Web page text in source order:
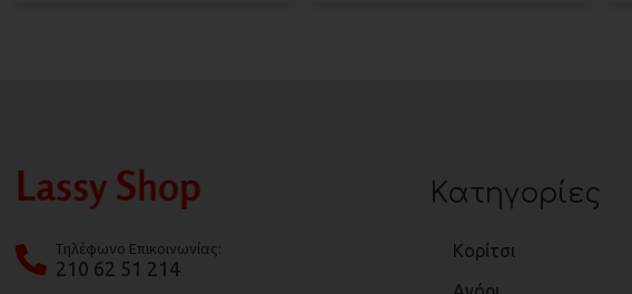
Tηλέφωνο Επικοινωνίας:
210 62 51 214
Κατηγορίες
Κορίτσι